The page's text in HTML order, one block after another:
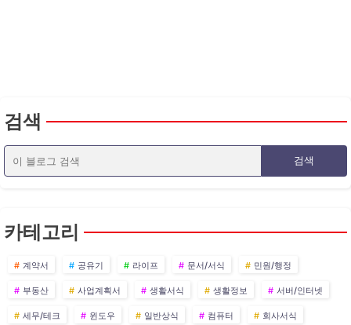
검색
카테고리
계약서 공유기 라이프 문서/서식 민원/행정
부동산 사업계획서 생활서식 생활정보 서버/인터넷
세무/테크 윈도우 일반상식 컴퓨터 회사서식